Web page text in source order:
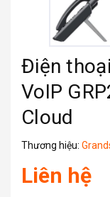
Điện
VoIP
Cloud
Thương hiệu:
Liên hệ